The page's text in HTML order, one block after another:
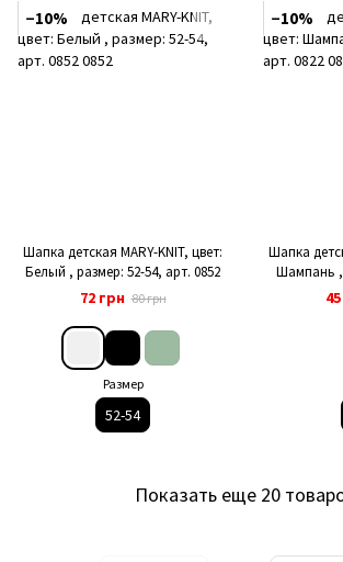
−10%
Шапка детская MARY-KNIT, цвет:
Белый , размер: 52-54, арт. 0852
72 грн 80 грн
Размер
52-54
−10%
Шапка
Шампань ,
Показать еще 20